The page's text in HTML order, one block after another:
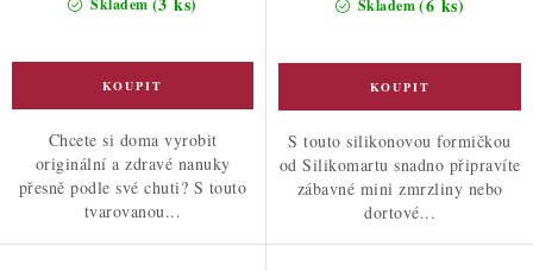
Skladem
Chcete si doma vyrobit
originální a zdravé nanuky
přesně podle své chuti? S touto
tvarovanou...
Skladem(6 ks)
S touto silikonovou formičkou
od Silikomartu snadno připravíte
zábavné mini zmrzliny nebo
dortové...